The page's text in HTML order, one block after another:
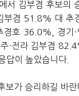
서 김부겸 후보의
부겸 51.8% 대
호 36.0%, 경기
·전라 김부겸
이 높았습니다.
가 승리하길 바